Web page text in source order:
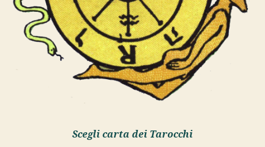
Scegli carta dei Tarocchi